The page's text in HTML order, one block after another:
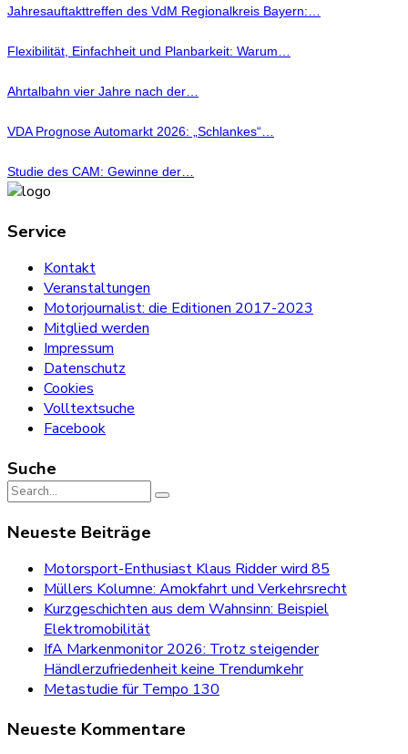
Jahresauftakttreffen des VdM Regionalkreis Bayern:…
Flexibilität, Einfachheit und Planbarkeit: Warum…
Ahrtalbahn vier Jahre nach der…
VDA Prognose Automarkt 2026: „Schlankes“…
Studie des CAM: Gewinne der…
Service
Kontakt
Veranstaltungen
Motorjournalist: die Editionen 2017-2023
Mitglied werden
Impressum
Datenschutz
Cookies
Volltextsuche
Facebook
Suche
Search
for:
Neueste Beiträge
Motorsport-Enthusiast Klaus Ridder wird 85
Müllers Kolumne: Amokfahrt und Verkehrsrecht
Kurzgeschichten aus dem Wahnsinn: Beispiel
Elektromobilität
IfA Markenmonitor 2026: Trotz steigender
Händlerzufriedenheit keine Trendumkehr
Metastudie für Tempo 130
Neueste Kommentare